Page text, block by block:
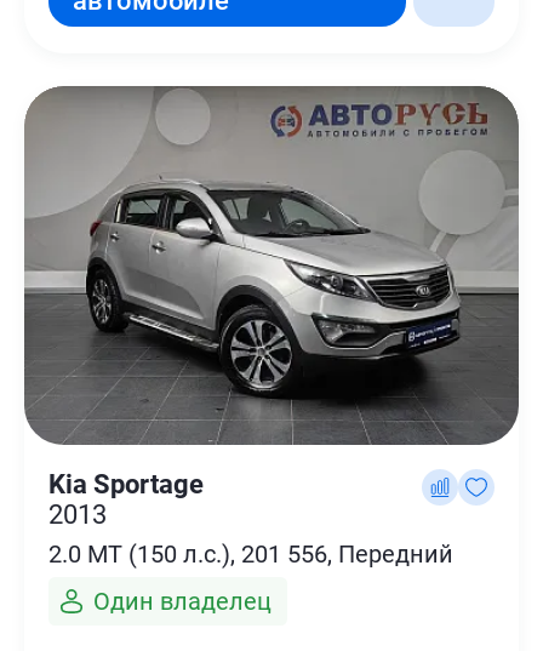
Kia Sportage
2013
2.0 MT (150 л.с.), 201 556, Передний
Один владелец